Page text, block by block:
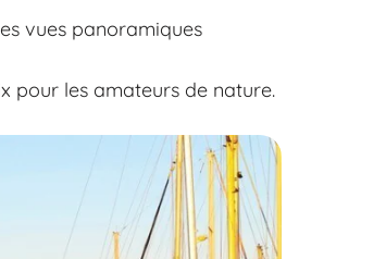
vues panoramiques
pour les amateurs de nature.